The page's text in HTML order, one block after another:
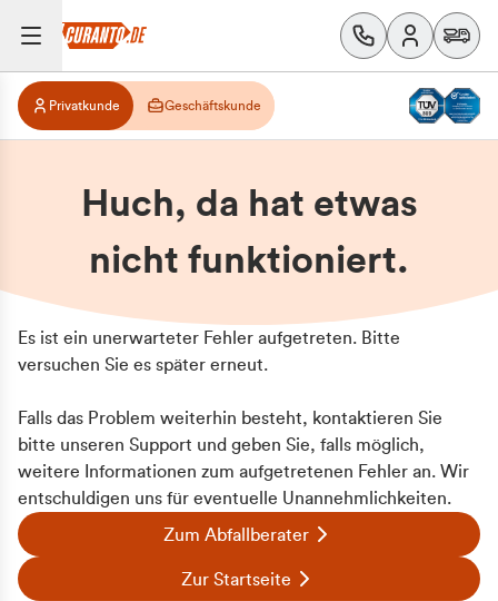
Privatkunde Geschäftskunde
Huch, da hat etwas
nicht funktioniert.
Es ist ein unerwarteter Fehler aufgetreten. Bitte
versuchen Sie es später erneut.
Falls das Problem weiterhin besteht, kontaktieren Sie
bitte unseren Support und geben Sie, falls möglich,
weitere Informationen zum aufgetretenen Fehler an. Wir
entschuldigen uns für eventuelle Unannehmlichkeiten.
Zum Abfallberater
Zur Startseite